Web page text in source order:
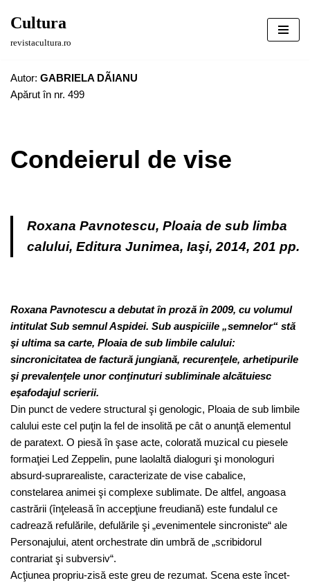
Sari
Cultura
revistacultura.ro
Autor: GABRIELA DÃIANU
Apărut în nr. 499
Condeierul de vise
Roxana Pavnotescu, Ploaia de sub limba
calului, Editura Junimea, Iaşi, 2014, 201 pp.
Roxana Pavnotescu a debutat în proză în 2009, cu volumul
intitulat Sub semnul Aspidei. Sub auspiciile „semnelor“ stă
şi ultima sa carte, Ploaia de sub limbile calului:
sincronicitatea de factură jungiană, recurenţele, arhetipurile
şi prevalenţele unor conţinuturi subliminale alcătuiesc
eşafodajul scrierii.
Din punct de vedere structural şi genologic, Ploaia de sub limbile
calului este cel puţin la fel de insolită pe cât o anunţă elementul
de paratext. O piesă în şase acte, colorată muzical cu piesele
formaţiei Led Zeppelin, pune laolaltă dialoguri şi monologuri
absurd-suprarealiste, caracterizate de vise cabalice,
constelarea animei şi complexe sublimate. De altfel, angoasa
castrării (înţeleasă în accepţiune freudiană) este fundalul ce
cadrează refulările, defulările şi „evenimentele sincroniste“ ale
Personajului, atent orchestrate din umbră de „scribidorul
contrariat şi subversiv“.
Acţiunea propriu-zisă este greu de rezumat. Scena este încet-